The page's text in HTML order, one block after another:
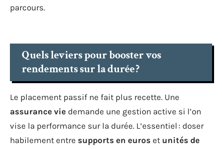
parcours.
Quels leviers pour booster vos
rendements sur la durée ?
Le placement passif ne fait plus recette. Une
assurance vie demande une gestion active si l’on
vise la performance sur la durée. L’essentiel : doser
habilement entre supports en euros et unités de